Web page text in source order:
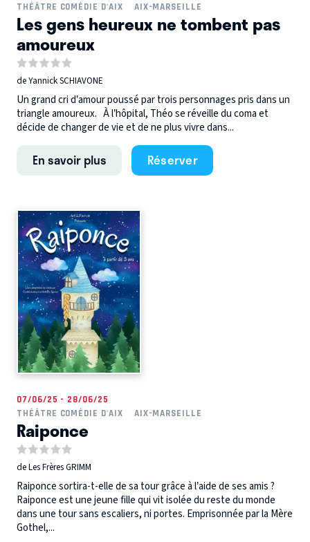
THÉÂTRE COMÉDIE D'AIX
AIX-MARSEILLE
Les gens heureux ne tombent pas
amoureux
de Yannick SCHIAVONE
Un grand cri d’amour poussé par trois personnages pris dans un
triangle amoureux. À l’hôpital, Théo se réveille du coma et
décide de changer de vie et de ne plus vivre dans...
En savoir plus Réserver
07/06/25 - 28/06/25
THÉÂTRE COMÉDIE D'AIX
AIX-MARSEILLE
Raiponce
de Les Frères GRIMM
Raiponce sortira-t-elle de sa tour grâce à l’aide de ses amis ?
Raiponce est une jeune fille qui vit isolée du reste du monde
dans une tour sans escaliers, ni portes. Emprisonnée par la Mère
Gothel,...